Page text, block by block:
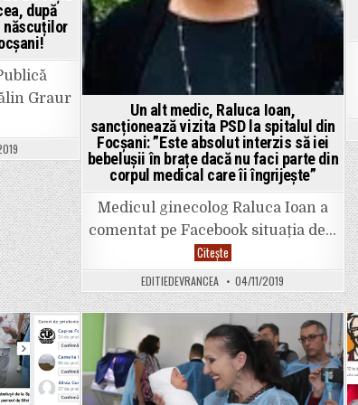
dovedește
că
nu
bebeluși
gata
după
născuților
Graur
Un alt medic, Raluca Ioan,
sancționează vizita PSD la spitalul din
Focșani: ”Este absolut interzis să iei
bebelușii în brațe dacă nu faci parte din
corpul medical care îi îngrijește”
Medicul ginecolog Raluca Ioan a
comentat pe Facebook situația de…
CiteșteUn
alt
medic,
Raluca
Ioan,
sancționează
vizita
PSD
la
spitalul
din
Focșani:
”Este
EDITIEDEVRANCEA 04/11/2019
Posted
in